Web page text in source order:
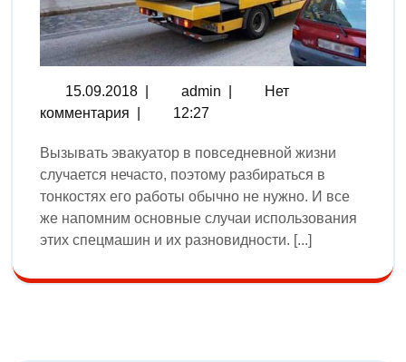
15.09.2018 admin
Нет
комментария
12:27
Вызывать эвакуатор в повседневной жизни
случается нечасто, поэтому разбираться в
тонкостях его работы обычно не нужно. И все
же напомним основные случаи использования
этих спецмашин и их разновидности. [...]